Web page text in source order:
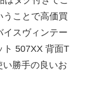
うことで高価買
イスヴィンテー
ト 507XX 背面T
勝手の良いお